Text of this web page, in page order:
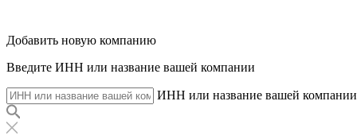
Добавить новую компанию
Введите ИНН или название вашей компании
ИНН или название вашей компании